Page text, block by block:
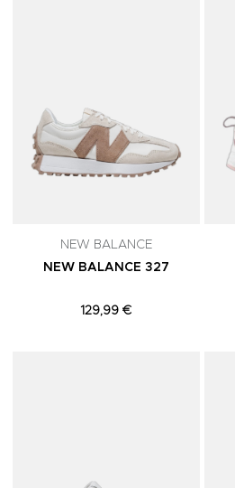
NEW BALANCE
NEW BALANCE 327
129,99 €